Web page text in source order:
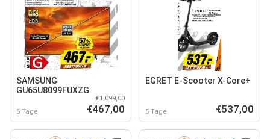
SAMSUNG
GU65U8099FUXZG
5 Tage
€1.099,00
€467,00
EGRET E-Scooter X-Core+
5 Tage €537,00